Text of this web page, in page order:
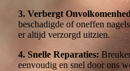
3. Verbergt
beschadigde of oneffen
er altijd verzorgd uitzien.
4. Snelle Reparaties:
eenvoudig en snel door ons